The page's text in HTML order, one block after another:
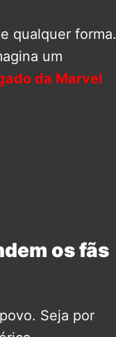
qualquer forma.
um
da Marvel
os fãs
Seja por